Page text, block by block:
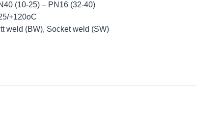
(10-25) – PN16 (32-40)
+120oC
weld (BW), Socket weld (SW)